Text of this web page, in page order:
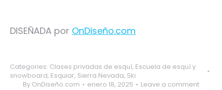
DISEÑADA por OnDiseño.com
Categories: Clases privadas de esquí, Escuela de esquí y
snowboard, Esquiar, Sierra Nevada, Ski
By OnDiseño.com enero 18, 2025 Leave a comment